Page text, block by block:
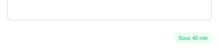
Sous 40 min